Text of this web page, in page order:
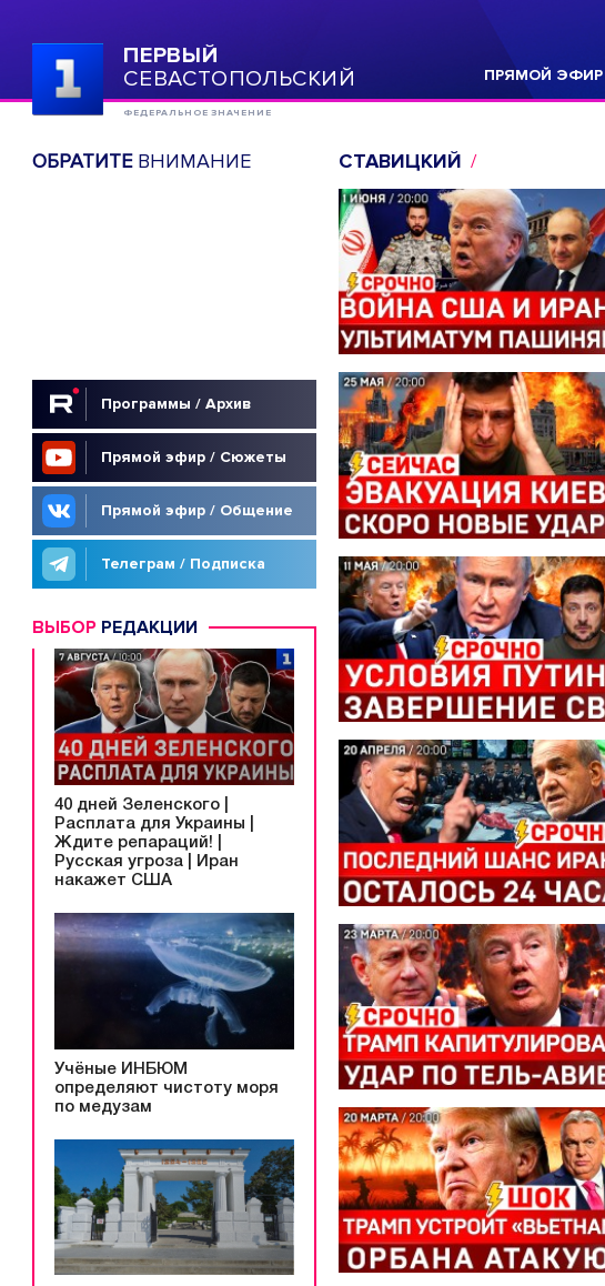
ПЕРВЫЙ
СЕВАСТОПОЛЬСКИЙ
ФЕДЕРАЛЬНОЕ ЗНАЧЕНИЕ
ПРЯМОЙ ЭФИР
ОБРАТИТЕВНИМАНИЕ
Программы / Архив
Прямой эфир / Сюжеты
Прямой эфир / Общение
Телеграм / Подписка
ВЫБОР РЕДАКЦИИ
40 дней Зеленского |
Расплата для Украины |
Ждите репараций! |
Русская угроза | Иран
накажет США
Учёные ИНБЮМ
определяют чистоту моря
по медузам
СТАВИЦКИЙ